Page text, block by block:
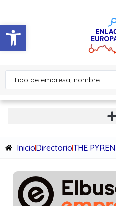
Abrir barra de herramientas
InicioDirectorioTHE